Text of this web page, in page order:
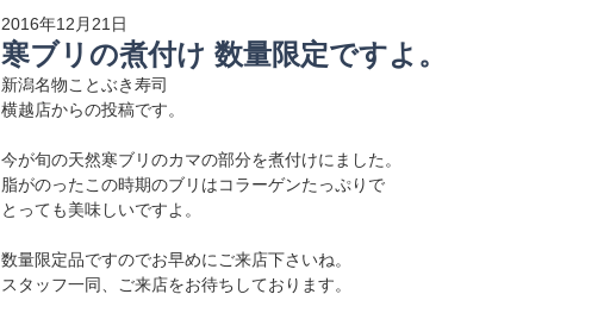
寒ブリの煮付け 数量限定ですよ。
2016年12月21日
新潟名物ことぶき寿司
横越店からの投稿です。
今が旬の天然寒ブリのカマの部分を煮付けにました。
脂がのったこの時期のブリはコラーゲンたっぷりで
とっても美味しいですよ。
数量限定品ですのでお早めにご来店下さいね。
スタッフ一同、ご来店をお待ちしております。